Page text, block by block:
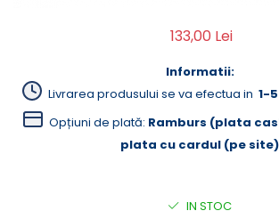
133,00 Lei
Informatii:
Livrarea produsului se va efectua in 1-
Opțiuni de plată: Ramburs (plata
plata cu cardul (pe site)
IN STOC